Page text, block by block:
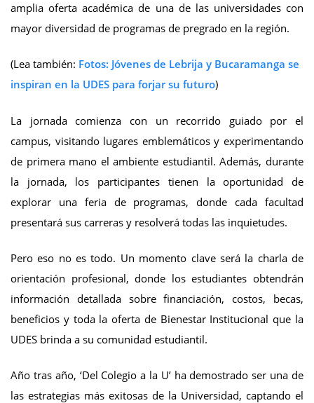
amplia oferta académica de una de las universidades con
mayor diversidad de programas de pregrado en la región.
(Lea también: Fotos: Jóvenes de Lebrija y Bucaramanga se
inspiran en la UDES para forjar su futuro)
La jornada comienza con un recorrido guiado por el
campus, visitando lugares emblemáticos y experimentando
de primera mano el ambiente estudiantil. Además, durante
la jornada, los participantes tienen la oportunidad de
explorar una feria de programas, donde cada facultad
presentará sus carreras y resolverá todas las inquietudes.
Pero eso no es todo. Un momento clave será la charla de
orientación profesional, donde los estudiantes obtendrán
información detallada sobre financiación, costos, becas,
beneficios y toda la oferta de Bienestar Institucional que la
UDES brinda a su comunidad estudiantil.
Año tras año, ‘Del Colegio a la U’ ha demostrado ser una de
las estrategias más exitosas de la Universidad, captando el